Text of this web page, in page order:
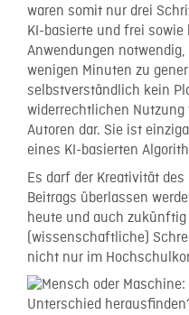
waren somit nur drei
KI-basierte und frei
Anwendungen
wenigen Minuten zu
selbstverständlich kein
widerrechtlichen Nutzung
Autoren dar. Sie ist
eines KI-basierten
Es darf der Kreativität
Beitrags überlassen
heute und auch
(wissenschaftliche)
nicht nur im